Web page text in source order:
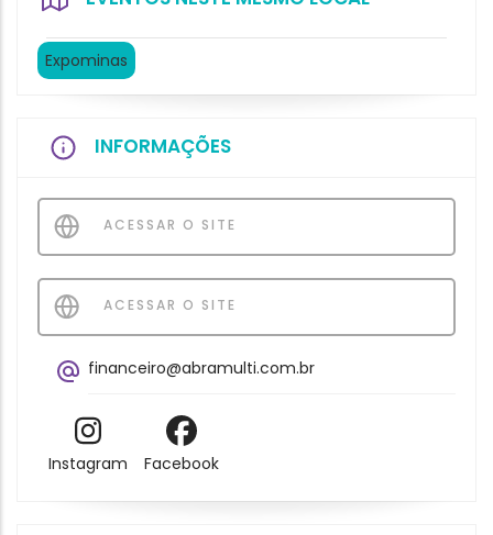
Expominas
INFORMAÇÕES
ACESSAR O SITE
ACESSAR O SITE
financeiro@abramulti.com.br
Instagram Facebook